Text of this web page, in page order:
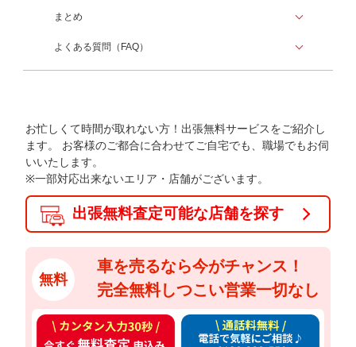
まとめ
よくある質問（FAQ）
お忙しくて時間が取れない方！出張無料サービスをご紹介し
ます。
お客様のご都合に合わせてご自宅でも、職場でもお伺
いいたします。
※一部対応出来ないエリア・店舗がございます。
出張無料査定可能な店舗を探す
無料
車を売るなら今がチャンス！
完全無料しつこい営業一切なし
カ
通